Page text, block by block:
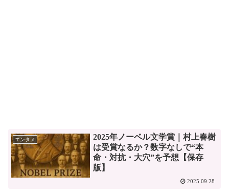
エンタメ
2025年ノーベル文学賞｜村上春樹
は受賞なるか？数字なしで“本
命・対抗・大穴”を予想【保存
版】
2025.09.28